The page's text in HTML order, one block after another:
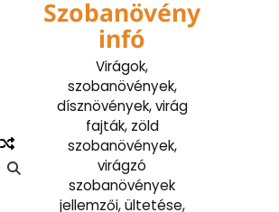
Szobanövény
infó
Virágok,
szobanövények,
dísznövények, virág
fajták, zöld
szobanövények,
virágzó
szobanövények
jellemzői, ültetése,